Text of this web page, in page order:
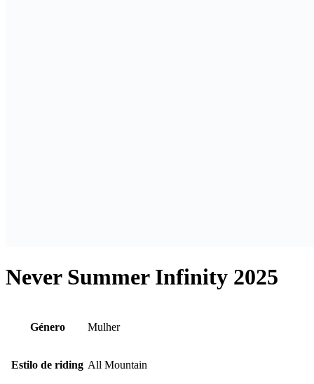
Never Summer Infinity 2025
Género Mulher
Estilo de riding All Mountain